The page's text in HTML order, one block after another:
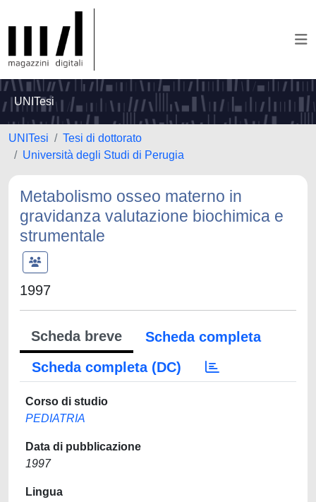
UNITesi
UNITesi
Tesi di dottorato
Università degli Studi di Perugia
Metabolismo osseo materno in
gravidanza valutazione biochimica e
strumentale
1997
Scheda breve
Scheda completa
Scheda completa (DC)
Corso di studio
PEDIATRIA
Data di pubblicazione
1997
Lingua